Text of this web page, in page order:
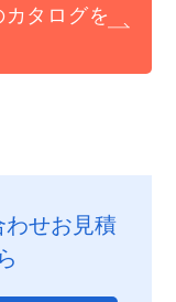
タログを
わせお見積